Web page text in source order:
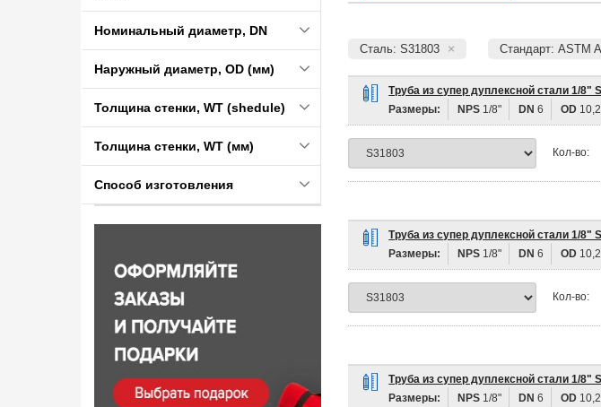
Номинальный диаметр, DN
Наружный диаметр, OD (мм)
Толщина стенки, WT (shedule)
Толщина стенки, WT (мм)
Способ изготовления
Сталь: S31803 Стандарт: ASTM
Труба из супер дуплексной стали 1/8"
Размеры:
NPS 1/8" DN 6 OD
Кол-во:
Труба из супер дуплексной стали 1/8"
Размеры:
NPS 1/8" DN 6 OD
Кол-во:
Труба из супер дуплексной стали 1/8"
Размеры:
NPS 1/8" DN 6 OD